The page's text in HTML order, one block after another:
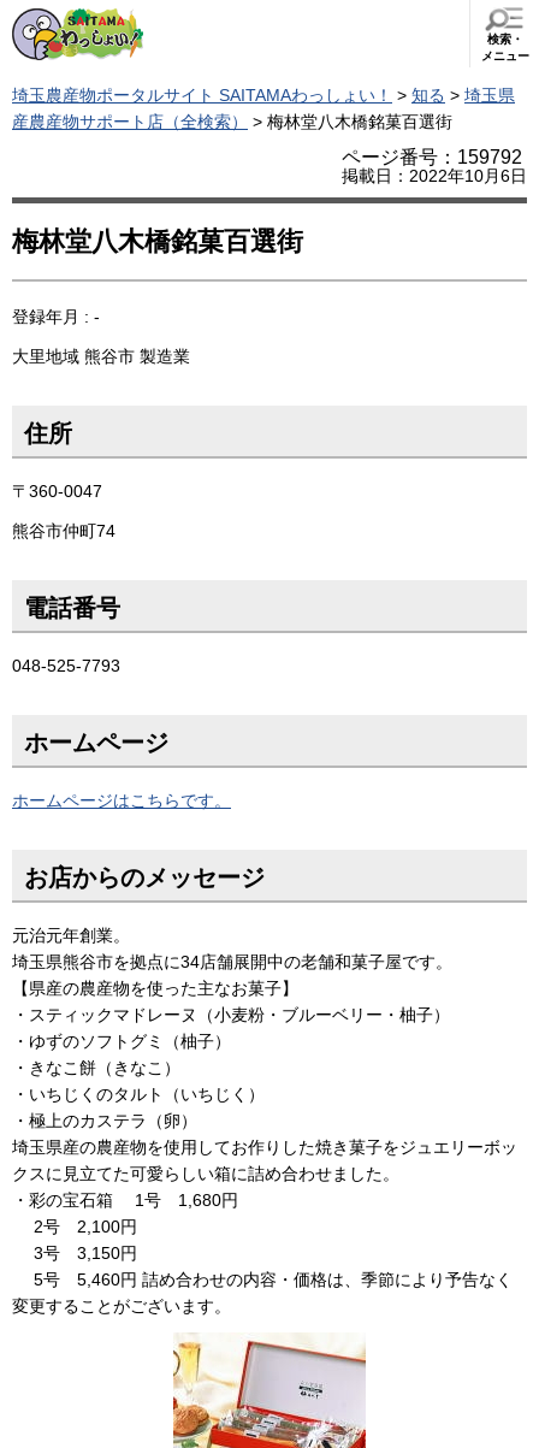
検索・
メニュー
埼玉農産物ポータルサイト SAITAMAわっしょい！ > 知る > 埼玉県
産農産物サポート店（全検索）
> 梅林堂八木橋銘菓百選街
ページ番号：159792
掲載日：2022年10月6日
梅林堂八木橋銘菓百選街
登録年月 : -
大里地域 熊谷市 製造業
住所
〒360-0047
熊谷市仲町74
電話番号
048-525-7793
ホームページ
ホームページはこちらです。
お店からのメッセージ
元治元年創業。
埼玉県熊谷市を拠点に34店舗展開中の老舗和菓子屋です。
【県産の農産物を使った主なお菓子】
・スティックマドレーヌ（小麦粉・ブルーベリー・柚子）
・ゆずのソフトグミ（柚子）
・きなこ餅（きなこ）
・いちじくのタルト（いちじく）
・極上のカステラ（卵）
埼玉県産の農産物を使用してお作りした焼き菓子をジュエリーボッ
クスに見立てた可愛らしい箱に詰め合わせました。
・彩の宝石箱 1号 1,680円
2号 2,100円
3号 3,150円
5号 5,460円 詰め合わせの内容・価格は、季節により予告なく
変更することがございます。